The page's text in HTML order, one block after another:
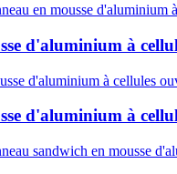
d'aluminium à
d'aluminium à